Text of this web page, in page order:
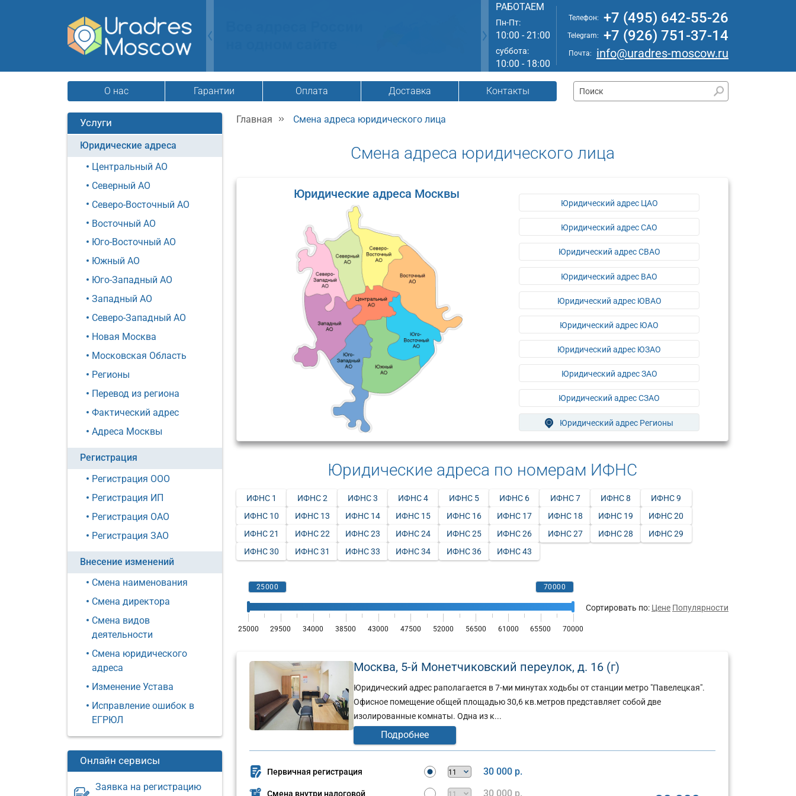
РАБОТАЕМ
Пн-Пт:
10:00 - 21:00
суббота:
10:00 - 18:00
Телефон: +7 (495) 642-55-26
Telegram: +7 (926) 751-37-14
Почта: info@uradres-moscow.ru
О нас Гарантии Оплата Доставка Контакты
Услуги
Юридические адреса
Центральный АО
Северный АО
Северо-Восточный АО
Восточный АО
Юго-Восточный АО
Южный АО
Юго-Западный АО
Западный АО
Северо-Западный АО
Новая Москва
Московская Область
Регионы
Перевод из региона
Фактический адрес
Адреса Москвы
Регистрация
Регистрация ООО
Регистрация ИП
Регистрация ОАО
Регистрация ЗАО
Внесение изменений
Смена наименования
Смена директора
Смена видов
деятельности
Смена юридического
адреса
Изменение Устава
Исправление ошибок в
ЕГРЮЛ
Онлайн сервисы
Заявка на регистрацию
Главная Смена адреса юридического лица
Смена адреса юридического лица
Юридические адреса Москвы
Юридический адрес ЦАО
Юридический адрес САО
Юридический адрес СВАО
Юридический адрес ВАО
Юридический адрес ЮВАО
Юридический адрес ЮАО
Юридический адрес ЮЗАО
Юридический адрес ЗАО
Юридический адрес СЗАО
Юридический адрес Регионы
Юридические адреса по номерам ИФНС
ИФНС 1 ИФНС 2 ИФНС 3 ИФНС 4 ИФНС 5 ИФНС 6 ИФНС 7 ИФНС 8
ИФНС 9
ИФНС 10
ИФНС 13 ИФНС 14 ИФНС 15 ИФНС 16 ИФНС 17 ИФНС 18 ИФНС 19
ИФНС 20
ИФНС 21
ИФНС 22 ИФНС 23 ИФНС 24 ИФНС 25 ИФНС 26 ИФНС 27 ИФНС 28
ИФНС 29
ИФНС 30
ИФНС 31 ИФНС 33 ИФНС 34 ИФНС 36 ИФНС 43
Сортировать по: Цене Популярности
Москва, 5-й Монетчиковский переулок, д. 16 (г)
Юридический адрес раполагается в 7-ми минутах ходьбы от станции метро "Павелецкая".
Офисное помещение общей площадью 30,6 кв.метров представляет собой две
изолированные комнаты. Одна из к...
Подробнее
Первичная регистрация 30 000 р.
Смена внутри налоговой 30 000 р.